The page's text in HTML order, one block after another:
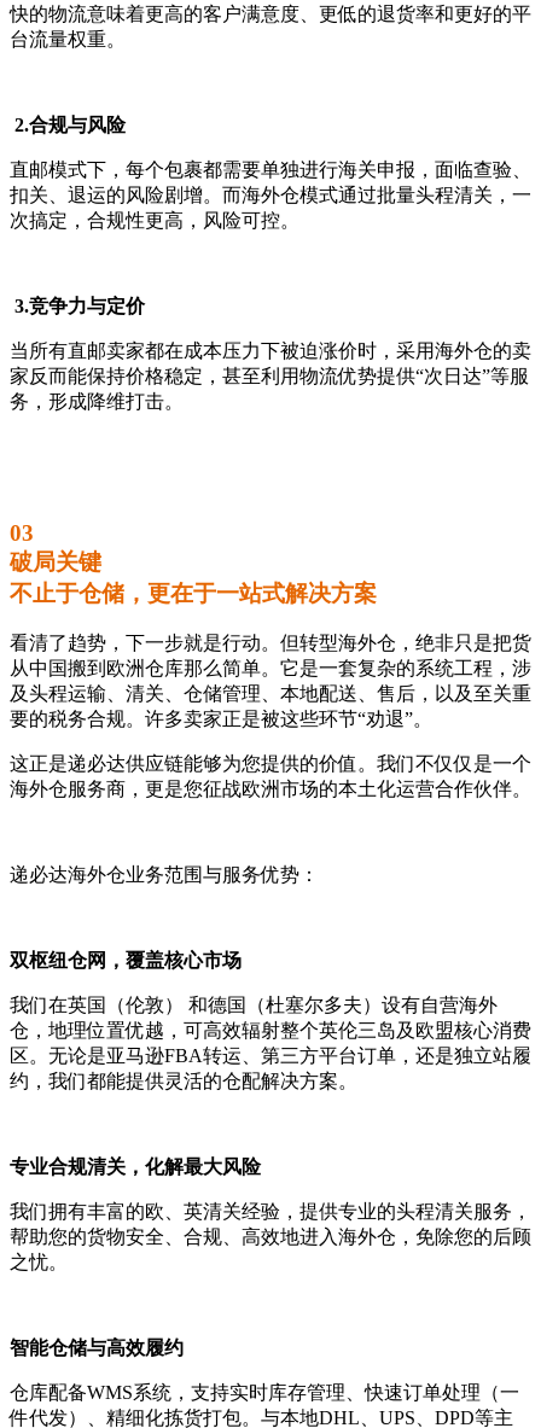
快的物流意味着更高的客户满意度、更低的退货率和更好的平
台流量权重。
2.合规与风险
直邮模式下，每个包裹都需要单独进行海关申报，面临查验、
扣关、退运的风险剧增。而海外仓模式通过批量头程清关，一
次搞定，合规性更高，风险可控。
3.竞争力与定价
当所有直邮卖家都在成本压力下被迫涨价时，采用海外仓的卖
家反而能保持价格稳定，甚至利用物流优势提供“次日达”等服
务，形成降维打击。
03
破局关键
不止于仓储，更在于一站式解决方案
看清了趋势，下一步就是行动。但转型海外仓，绝非只是把货
从中国搬到欧洲仓库那么简单。它是一套复杂的系统工程，涉
及头程运输、清关、仓储管理、本地配送、售后，以及至关重
要的税务合规‍。许多卖家正是被这些环节“劝退”。
这正是递必达供应链能够为您提供的价值。我们不仅仅是一个
海外仓服务商，更是您征战欧洲市场的本土化运营合作伙伴。
递必达海外仓业务范围与服务优势：
双枢纽仓网，覆盖核心市场
我们在英国（伦敦）‍ 和德国（杜塞尔多夫）‍设有自营海外
仓，地理位置优越，可高效辐射整个英伦三岛及欧盟核心消费
区。无论是亚马逊FBA转运、第三方平台订单，还是独立站履
约，我们都能提供灵活的仓配解决方案。
专业合规清关，化解最大风险
我们拥有丰富的欧、英清关经验，提供专业的头程清关服务，
帮助您的货物安全、合规、高效地进入海外仓，免除您的后顾
之忧。
智能仓储与高效履约
仓库配备WMS系统，支持实时库存管理、快速订单处理（一
件代发）、精细化拣货打包。与本地DHL、UPS、DPD等主